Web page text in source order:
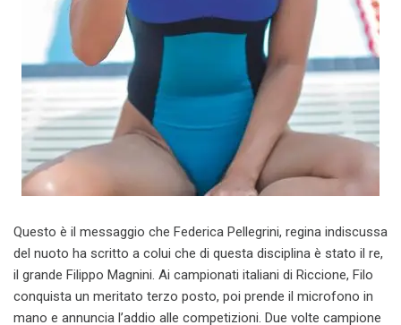
Questo è il messaggio che Federica Pellegrini, regina indiscussa
del nuoto ha scritto a colui che di questa disciplina è stato il re,
il grande Filippo Magnini. Ai campionati italiani di Riccione, Filo
conquista un meritato terzo posto, poi prende il microfono in
mano e annuncia l’addio alle competizioni. Due volte campione